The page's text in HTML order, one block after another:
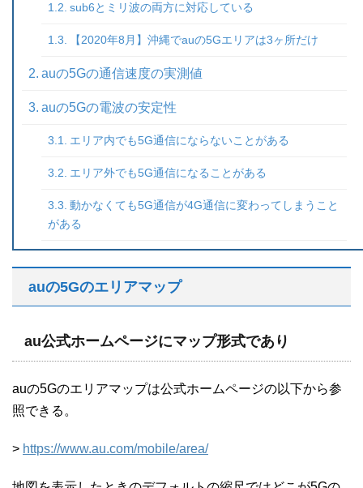
sub6とミリ波の両方に対応している
【2020年8月】沖縄でauの5Gエリアは3ヶ所だけ
auの5Gの通信速度の実測値
auの5Gの電波の安定性
エリア内でも5G通信にならないことがある
エリア外でも5G通信になることがある
動かなくても5G通信が4G通信に変わってしまうこと
がある
auの5Gのエリアマップ
au公式ホームページにマップ形式であり
auの5Gのエリアマップは公式ホームページの以下から参
照できる。
> https://www.au.com/mobile/area/